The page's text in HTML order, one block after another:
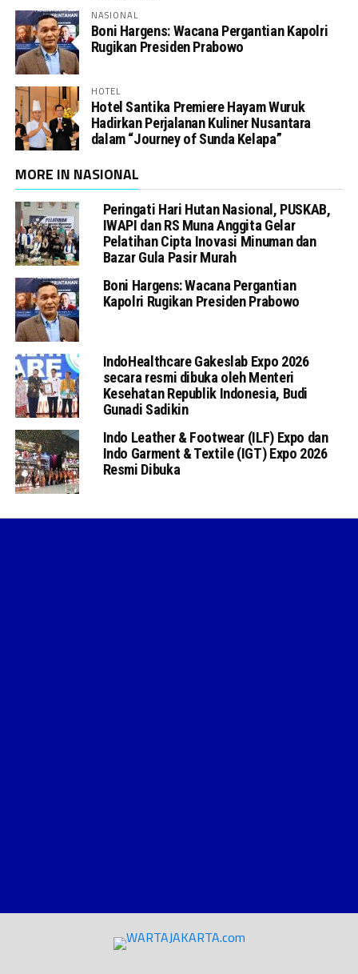
NASIONAL
Boni Hargens: Wacana Pergantian Kapolri
Rugikan Presiden Prabowo
HOTEL
Hotel Santika Premiere Hayam Wuruk
Hadirkan Perjalanan Kuliner Nusantara
dalam “Journey of Sunda Kelapa”
MORE IN NASIONAL
Peringati Hari Hutan Nasional, PUSKAB,
IWAPI dan RS Muna Anggita Gelar
Pelatihan Cipta Inovasi Minuman dan
Bazar Gula Pasir Murah
Boni Hargens: Wacana Pergantian
Kapolri Rugikan Presiden Prabowo
IndoHealthcare Gakeslab Expo 2026
secara resmi dibuka oleh Menteri
Kesehatan Republik Indonesia, Budi
Gunadi Sadikin
Indo Leather & Footwear (ILF) Expo dan
Indo Garment & Textile (IGT) Expo 2026
Resmi Dibuka